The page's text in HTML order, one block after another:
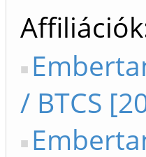
Affiliációk
/ BTCS